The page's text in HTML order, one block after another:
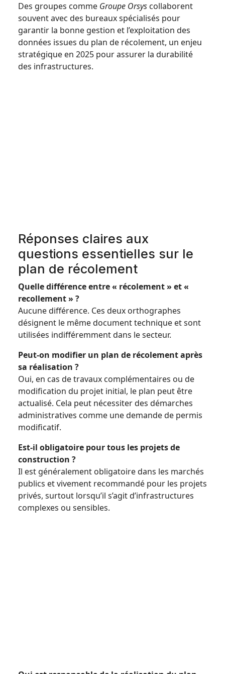
Des groupes comme Groupe Orsys collaborent
souvent avec des bureaux spécialisés pour
garantir la bonne gestion et l’exploitation des
données issues du plan de récolement, un enjeu
stratégique en 2025 pour assurer la durabilité
des infrastructures.
Réponses claires aux
questions essentielles sur le
plan de récolement
Quelle différence entre « récolement » et «
recollement » ?
Aucune différence. Ces deux orthographes
désignent le même document technique et sont
utilisées indifféremment dans le secteur.
Peut-on modifier un plan de récolement après
sa réalisation ?
Oui, en cas de travaux complémentaires ou de
modification du projet initial, le plan peut être
actualisé. Cela peut nécessiter des démarches
administratives comme une demande de permis
modificatif.
Est-il obligatoire pour tous les projets de
construction ?
Il est généralement obligatoire dans les marchés
publics et vivement recommandé pour les projets
privés, surtout lorsqu’il s’agit d’infrastructures
complexes ou sensibles.